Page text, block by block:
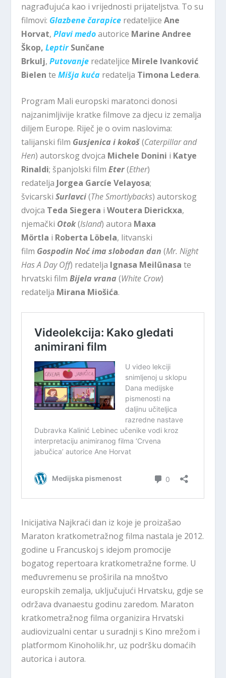
nagrađujuća kao i vrijednosti prijateljstva. To su
filmovi: Glazbene čarapice redateljiceAne
Horvat,Plavi medoautorice Marine Andree
Škop, Leptir Sunčane
Brkulj,Putovanje redateljice Mirele Ivanković
Bielen teMišja kuća redatelja Timona Ledera.
Program Mali europski maratonci donosi
najzanimljivije kratke filmove za djecu iz zemalja
diljem Europe. Riječ je o ovim naslovima:
talijanski film Gusjenica i kokoš(Caterpillar and
Hen) autorskog dvojca Michele Donini i Katye
Rinaldi; španjolski filmEter(Ether)
redatelja Jorgea Garcíe Velayosa;
švicarskiSurlavci (The Smortlybacks) autorskog
dvojca Teda Siegera i Woutera Dierickxa,
njemački Otok(Island) autora Maxa
Mörtla i Roberta Löbela, litvanski
film Gospodin Noć ima slobodan dan (Mr. Night
Has A Day Off) redatelja Ignasa Meilũnasa te
hrvatski filmBijela vrana (White Crow)
redatelja Mirana Miošića.
Inicijativa Najkraći dan iz koje je proizašao
Maraton kratkometražnog filma nastala je 2012.
godine u Francuskoj s idejom promocije
bogatog repertoara kratkometražne forme. U
međuvremenu se proširila na mnoštvo
europskih zemalja, uključujući Hrvatsku, gdje se
održava dvanaestu godinu zaredom. Maraton
kratkometražnog filma organizira Hrvatski
audiovizualni centar u suradnji s Kino mrežom i
platformom Kinoholik.hr, uz podršku domaćih
autorica i autora.